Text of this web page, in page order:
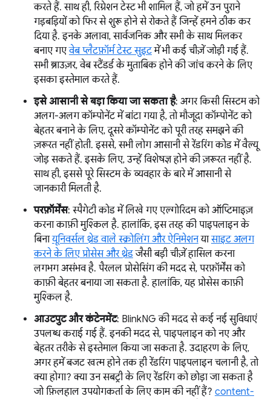
करते हैं. साथ ही, रिग्रेशन टेस्ट भी शामिल हैं, जो हमें उन पुराने
गड़बड़ियों को फिर से शुरू होने से रोकते हैं जिन्हें हमने ठीक कर
दिया है. इनके अलावा, सार्वजनिक और सभी के साथ मिलकर
बनाए गएवेब प्लैटफ़ॉर्म टेस्ट सुइटमें भी कई चीज़ें जोड़ी गई हैं.
सभी ब्राउज़र, वेब स्टैंडर्ड के मुताबिक होने की जांच करने के लिए
इसका इस्तेमाल करते हैं.
इसे आसानी से बड़ा किया जा सकता है: अगर किसी सिस्टम को
अलग-अलग कॉम्पोनेंट में बांटा गया है, तो मौजूदा कॉम्पोनेंट को
बेहतर बनाने के लिए, दूसरे कॉम्पोनेंट को पूरी तरह समझने की
ज़रूरत नहीं होती. इससे, सभी लोग आसानी से रेंडरिंग कोड में वैल्यू
जोड़ सकते हैं. इसके लिए, उन्हें विशेषज्ञ होने की ज़रूरत नहीं है.
साथ ही, इससे पूरे सिस्टम के व्यवहार के बारे में आसानी से
जानकारी मिलती है.
परफ़ॉर्मेंस: स्पैगेटी कोड में लिखे गए एल्गोरिदम को ऑप्टिमाइज़
करना काफ़ी मुश्किल है. हालांकि, इस तरह की पाइपलाइन के
बिनायूनिवर्सल थ्रेड वाले स्क्रोलिंग और ऐनिमेशनयासाइट अलग
करने के लिए प्रोसेस और थ्रेडजैसी बड़ी चीज़ें हासिल करना
लगभग असंभव है. पैरलल प्रोसेसिंग की मदद से, परफ़ॉर्मेंस को
काफ़ी बेहतर बनाया जा सकता है. हालांकि, यह प्रोसेस काफ़ी
मुश्किल है.
आउटपुट और कंटेनमेंट: BlinkNG की मदद से कई नई सुविधाएं
उपलब्ध कराई गई हैं. इनकी मदद से, पाइपलाइन को नए और
बेहतर तरीके से इस्तेमाल किया जा सकता है. उदाहरण के लिए,
अगर हमें बजट खत्म होने तक ही रेंडरिंग पाइपलाइन चलानी है, तो
क्या होगा? क्या उन सबट्री के लिए रेंडरिंग को छोड़ा जा सकता है
जो फ़िलहाल उपयोगकर्ता के लिए काम की नहीं हैं? content-